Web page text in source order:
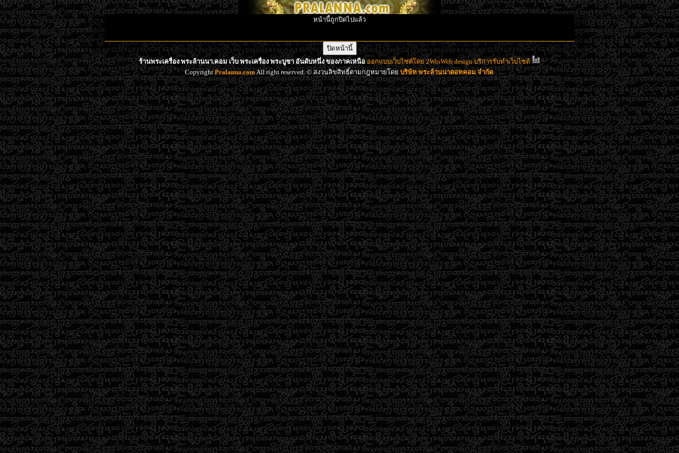
หน้านี้ถูกปิดไปแล้ว
ร้านพระเครื่อง พระล้านนา.คอม เว็บ พระเครื่อง พระบูชา อันดับหนึ่ง ของภาคเหนือออกแบบเว็บไซต์โดย 2WinWeb design บริการรับทำเว็บไซต์
CopyrightPralanna.comAll right reserved. © สงวนลิขสิทธิ์ตามกฎหมายโดยบริษัท พระล้านนาดอทคอม จำกัด.